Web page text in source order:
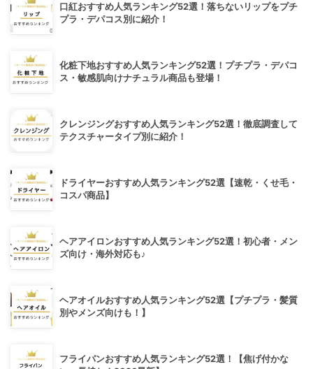
口紅おすすめ人気ランキング52選！落ちないリップをプチ
プラ・デパコス別に紹介！
化粧下地おすすめ人気ランキング52選！プチプラ・デパコ
ス・敏感肌向けナチュラル商品も登場！
クレンジングおすすめ人気ランキング52選！徹底調査して
テクスチャータイプ別に紹介！
ドライヤーおすすめ人気ランキング52選【速乾・くせ毛・
コスパ商品】
ヘアアイロンおすすめ人気ランキング52選！初心者・メン
ズ向け・海外対応も♪
ヘアオイルおすすめ人気ランキング52選【プチプラ・髪質
別やメンズ向けも！】
フライパンおすすめ人気ランキング52選！【焦げ付かな